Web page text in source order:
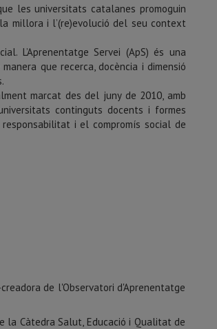
les universitats catalanes promoguin
millora i l’(re)evolució del seu context
L’Aprenentatge Servei (ApS) és una
que recerca, docència i dimensió
marcat des del juny de 2010, amb
continguts docents i formes
i el compromís social de
de l'Observatori d'Aprenentatge
la Càtedra Salut, Educació i Qualitat de